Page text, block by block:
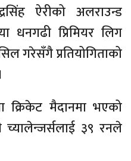
ऐरीको अलराउन्ड
धनगढी प्रिमियर लिग
गरेसँगै प्रतियोगिताको
क्रिकेट मैदानमा भएको
३९ रनले